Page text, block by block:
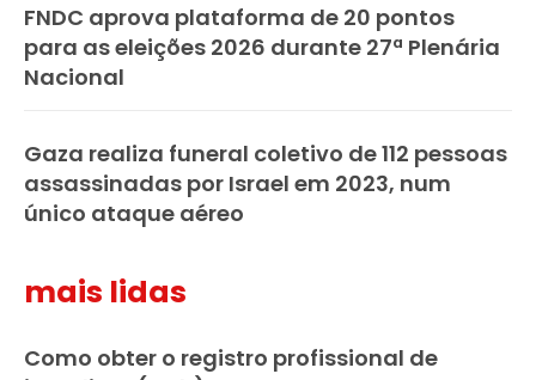
FNDC aprova plataforma de 20 pontos
para as eleições 2026 durante 27ª Plenária
Nacional
Gaza realiza funeral coletivo de 112 pessoas
assassinadas por Israel em 2023, num
único ataque aéreo
mais lidas
Como obter o registro profissional de